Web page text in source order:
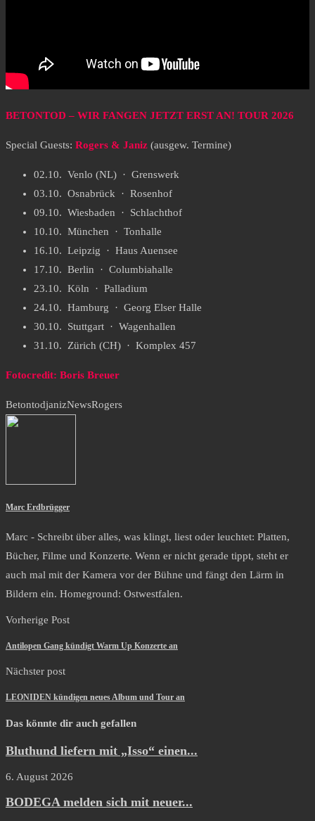
BETONTOD – WIR FANGEN JETZT ERST AN! TOUR 2026
Special Guests: Rogers & Janiz (ausgew. Termine)
02.10. Venlo (NL) · Grenswerk
03.10. Osnabrück · Rosenhof
09.10. Wiesbaden · Schlachthof
10.10. München · Tonhalle
16.10. Leipzig · Haus Auensee
17.10. Berlin · Columbiahalle
23.10. Köln · Palladium
24.10. Hamburg · Georg Elser Halle
30.10. Stuttgart · Wagenhallen
31.10. Zürich (CH) · Komplex 457
Fotocredit: Boris Breuer
BetontodjanizNewsRogers
Marc Erdbrügger
Marc - Schreibt über alles, was klingt, liest oder leuchtet: Platten,
Bücher, Filme und Konzerte. Wenn er nicht gerade tippt, steht er
auch mal mit der Kamera vor der Bühne und fängt den Lärm in
Bildern ein. Homeground: Ostwestfalen.
Vorherige Post
Antilopen Gang kündigt Warm Up Konzerte an
Nächster post
LEONIDEN kündigen neues Album und Tour an
Das könnte dir auch gefallen
Bluthund liefern mit „Isso“ einen...
6. August 2026
BODEGA melden sich mit neuer...